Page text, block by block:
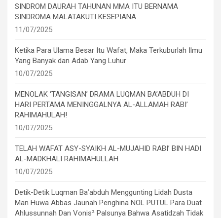
SINDROM DAURAH TAHUNAN MMA ITU BERNAMA
SINDROMA MALATAKUTI KESEPIANA
11/07/2025
Ketika Para Ulama Besar Itu Wafat, Maka Terkuburlah Ilmu
Yang Banyak dan Adab Yang Luhur
10/07/2025
MENOLAK ‘TANGISAN’ DRAMA LUQMAN BA’ABDUH DI
HARI PERTAMA MENINGGALNYA AL-ALLAMAH RABI’
RAHIMAHULAH!
10/07/2025
TELAH WAFAT ASY-SYAIKH AL-MUJAHID RABI’ BIN HADI
AL-MADKHALI RAHIMAHULLAH
10/07/2025
Detik-Detik Luqman Ba’abduh Menggunting Lidah Dusta
Man Huwa Abbas Jaunah Penghina NOL PUTUL Para Duat
Ahlussunnah Dan Vonis² Palsunya Bahwa Asatidzah Tidak